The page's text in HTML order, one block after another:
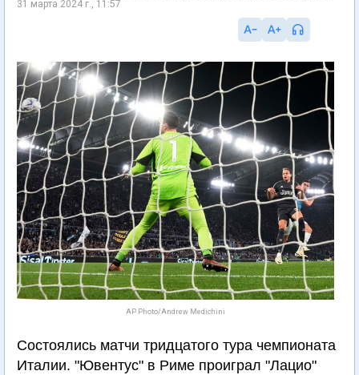
31 марта 2024 г., 11:57
AP Photo/Andrew Medichini
Состоялись матчи тридцатого тура чемпионата
Италии. "Ювентус" в Риме проиграл "Лацио"